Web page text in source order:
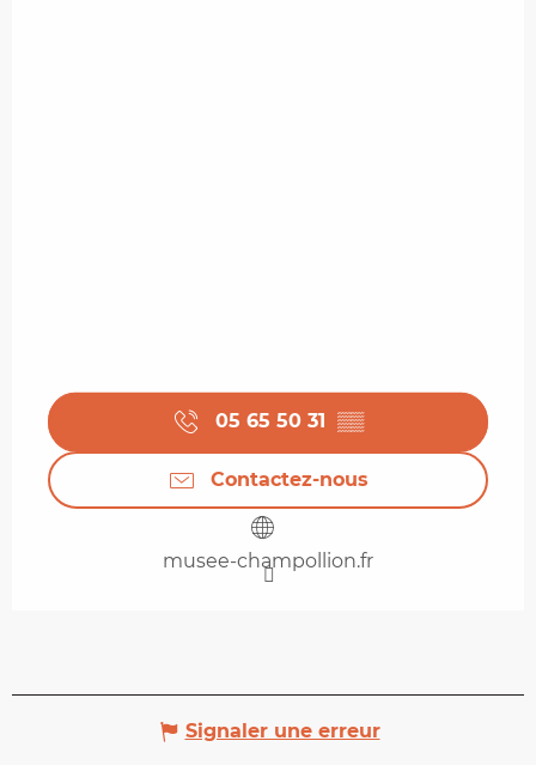
05 65 50 31 ▒▒
Contactez-nous
musee-champollion.fr
Signaler une erreur